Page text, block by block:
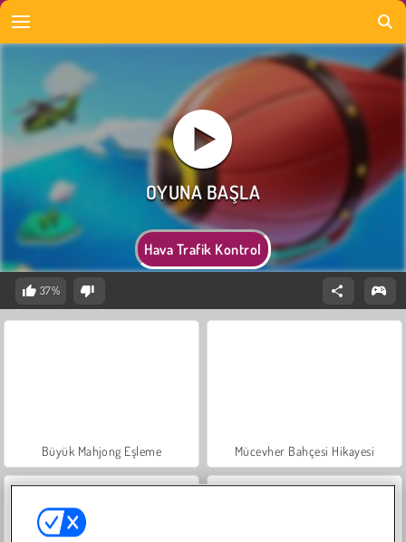
Hava Trafik Kontrol
37%
Büyük Mahjong Eşleme Mücevher Bahçesi Hikayesi